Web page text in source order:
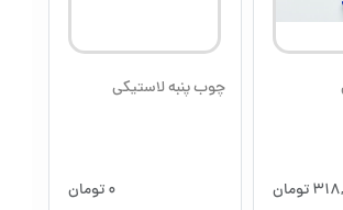
تومان
چوب پنبه لاستیکی
0تومان